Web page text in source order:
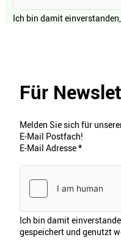
Ich bin damit
Für
Melden Sie sich für
E-Mail Postfach!
E-Mail Adresse*
Ich bin damit
gespeichert und genutzt